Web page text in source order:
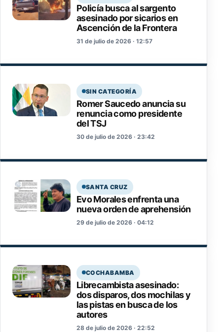
Policía busca al sargento
asesinado por sicarios en
Ascención de la Frontera
31 de julio de 2026 · 12:57
SIN CATEGORÍA
Romer Saucedo anuncia su
renuncia como presidente
del TSJ
30 de julio de 2026 · 23:42
SANTA CRUZ
Evo Morales enfrenta una
nueva orden de aprehensión
29 de julio de 2026 · 04:12
COCHABAMBA
Librecambista asesinado:
dos disparos, dos mochilas y
las pistas en busca de los
autores
28 de julio de 2026 · 22:52